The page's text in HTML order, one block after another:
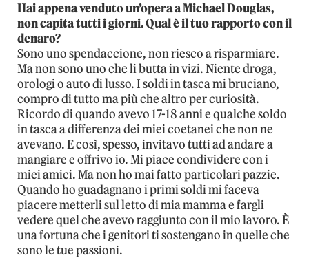
Hai appena venduto un’opera a Michael Douglas,
non capita tutti i giorni. Qual è il tuo rapporto con il
denaro?
Sono uno spendaccione, non riesco a risparmiare.
Ma non sono uno che li butta in vizi. Niente droga,
orologi o auto di lusso. I soldi in tasca mi bruciano,
compro di tutto ma più che altro per curiosità.
Ricordo di quando avevo 17-18 anni e qualche soldo
in tasca a differenza dei miei coetanei che non ne
avevano. E così, spesso, invitavo tutti ad andare a
mangiare e offrivo io. Mi piace condividere con i
miei amici. Ma non ho mai fatto particolari pazzie.
Quando ho guadagnano i primi soldi mi faceva
piacere metterli sul letto di mia mamma e fargli
vedere quel che avevo raggiunto con il mio lavoro. È
una fortuna che i genitori ti sostengano in quelle che
sono le tue passioni.